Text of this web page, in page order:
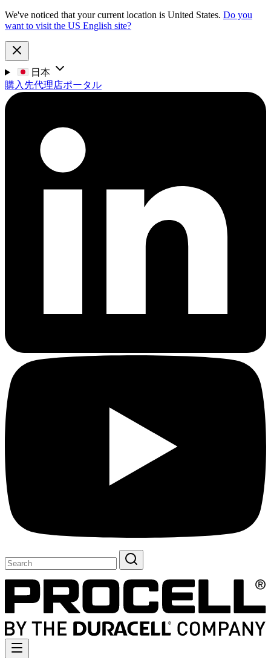
We've noticed that your current location is United States. Do you
want to visit the US English site?
日本
購入先代理店ポータル